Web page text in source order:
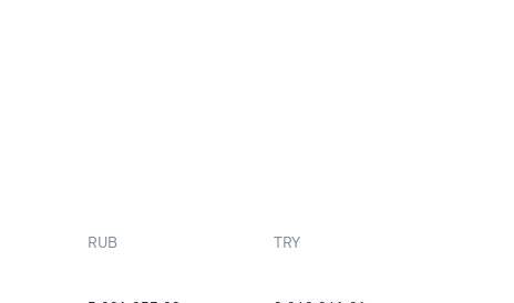
RUB TRY